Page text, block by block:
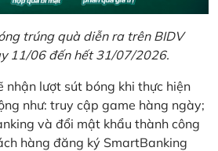
trúng quà diễn ra trên BIDV
11/06 đến hết 31/07/2026.
nhận lượt sút bóng khi thực hiện
như: truy cập game hàng ngày;
và đổi mật khẩu thành công
hàng đăng ký SmartBanking